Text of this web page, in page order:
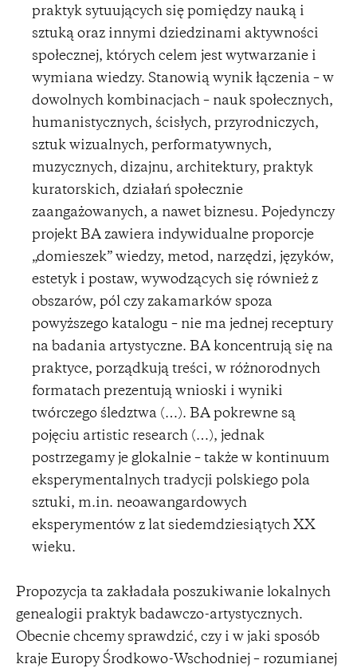
praktyk sytuujących się pomiędzy nauką i
sztuką oraz innymi dziedzinami aktywności
społecznej, których celem jest wytwarzanie i
wymiana wiedzy. Stanowią wynik łączenia – w
dowolnych kombinacjach – nauk społecznych,
humanistycznych, ścisłych, przyrodniczych,
sztuk wizualnych, performatywnych,
muzycznych, dizajnu, architektury, praktyk
kuratorskich, działań społecznie
zaangażowanych, a nawet biznesu. Pojedynczy
projekt BA zawiera indywidualne proporcje
„domieszek” wiedzy, metod, narzędzi, języków,
estetyk i postaw, wywodzących się również z
obszarów, pól czy zakamarków spoza
powyższego katalogu – nie ma jednej receptury
na badania artystyczne. BA koncentrują się na
praktyce, porządkują treści, w różnorodnych
formatach prezentują wnioski i wyniki
twórczego śledztwa (…). BA pokrewne są
pojęciu artistic research (…), jednak
postrzegamy je glokalnie – także w kontinuum
eksperymentalnych tradycji polskiego pola
sztuki, m.in. neoawangardowych
eksperymentów z lat siedemdziesiątych XX
wieku.
Propozycja ta zakładała poszukiwanie lokalnych
genealogii praktyk badawczo-artystycznych.
Obecnie chcemy sprawdzić, czy i w jaki sposób
kraje Europy Środkowo-Wschodniej – rozumianej